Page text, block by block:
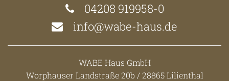
04208 919958-0
info@wabe-haus.de
WABE Haus GmbH
Worphauser Landstraße 20b / 28865 Lilienthal